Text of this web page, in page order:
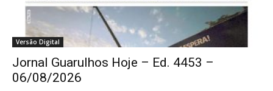
Versão Digital
Jornal Guarulhos Hoje – Ed. 4453 –
06/08/2026